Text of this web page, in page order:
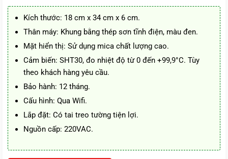
Kích thước: 18 cm x 34 cm x 6 cm.
Thân máy: Khung bằng thép sơn tĩnh điện, màu đen.
Mặt hiển thị: Sử dụng mica chất lượng cao.
Cảm biến: SHT30, đo nhiệt độ từ 0 đến +99,9°C. Tùy
theo khách hàng yêu cầu.
Bảo hành: 12 tháng.
Cấu hình: Qua Wifi.
Lắp đặt: Có tai treo tường tiện lợi.
Nguồn cấp: 220VAC.